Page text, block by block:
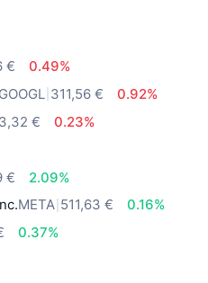
€
0.49%
GOOGL 311,56 €
0.92%
€
0.23%
€
2.09%
META 511,63 €
0.16%
0.37%